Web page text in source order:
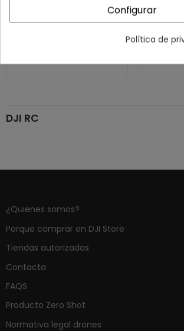
DJI RC
Mando DJI RC Motion 3
¿Quienes somos?
Porque comprar en DJI Store
Tiendas autorizadas
Contacta
FAQS
Producto Zero Shot
Normativa legal drones
Configurar
Política de